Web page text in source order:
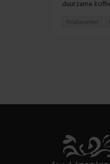
duurzame
Producenten